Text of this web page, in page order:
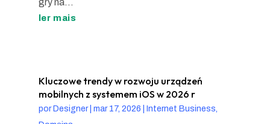
gry na...
ler mais
Kluczowe trendy w rozwoju urządzeń
mobilnych z systemem iOS w 2026 r
porDesigner| mar 17, 2026
Internet Business,